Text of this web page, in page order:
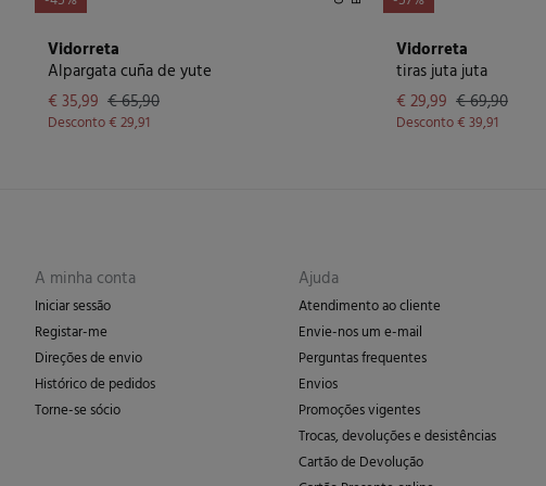
Vidorreta
Alpargata cuña de yute
€ 35,99 € 65,90
Desconto€ 29,91
Vidorreta
tiras juta juta
€ 29,99 € 69,90
Desconto€ 39,91
A minha conta
Iniciar sessão
Registar-me
Direções de envio
Histórico de pedidos
Torne-se sócio
Ajuda
Atendimento ao cliente
Envie-nos um e-mail
Perguntas frequentes
Envios
Promoções vigentes
Trocas, devoluções e desistências
Cartão de Devolução